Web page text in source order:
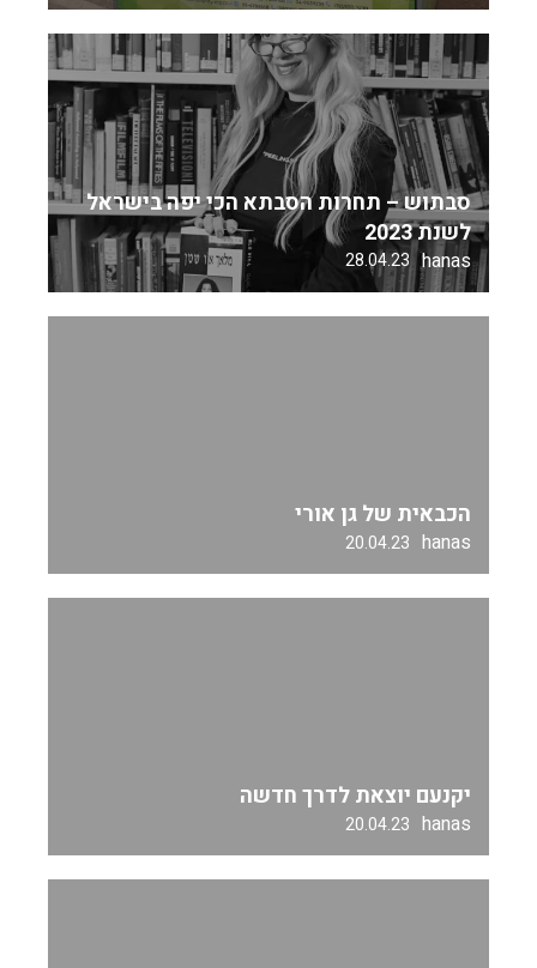
סבתוש – תחרות הסבתא הכי יפה בישראל
לשנת 2023
hanas
28.04.23
הכבאית של גן אורי
hanas
20.04.23
יקנעם יוצאת לדרך חדשה
hanas
20.04.23